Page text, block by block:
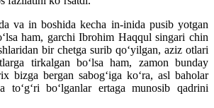
va in boshida kecha in-inida pusib yotgan
ham, garchi Ibrohim Haqqul singari chin
bir chetga surib qoʻyilgan, aziz otlari
tirkalgan boʻlsa ham, zamon bunday
bizga bergan sabogʻiga koʻra, asl baholar
toʻgʻri boʻlganlar ertaga munosib qadrini